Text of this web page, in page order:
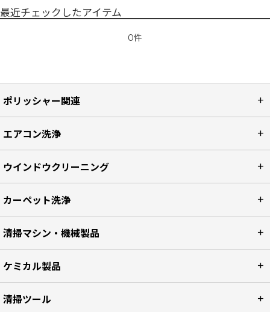
最近チェックしたアイテム
0件
ポリッシャー関連
エアコン洗浄
ウインドウクリーニング
カーペット洗浄
清掃マシン・機械製品
ケミカル製品
清掃ツール